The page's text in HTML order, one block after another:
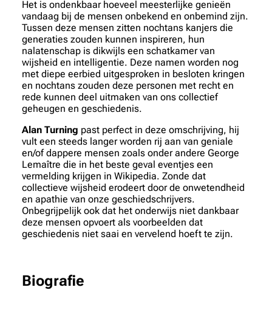
Het is ondenkbaar hoeveel meesterlijke genieën
vandaag bij de mensen onbekend en onbemind zijn.
Tussen deze mensen zitten nochtans kanjers die
generaties zouden kunnen inspireren, hun
nalatenschap is dikwijls een schatkamer van
wijsheid en intelligentie. Deze namen worden nog
met diepe eerbied uitgesproken in besloten kringen
en nochtans zouden deze personen met recht en
rede kunnen deel uitmaken van ons collectief
geheugen en geschiedenis.
Alan Turning past perfect in deze omschrijving, hij
vult een steeds langer worden rij aan van geniale
en/of dappere mensen zoals onder andere George
Lemaître die in het beste geval eventjes een
vermelding krijgen in Wikipedia. Zonde dat
collectieve wijsheid erodeert door de onwetendheid
en apathie van onze geschiedschrijvers.
Onbegrijpelijk ook dat het onderwijs niet dankbaar
deze mensen opvoert als voorbeelden dat
geschiedenis niet saai en vervelend hoeft te zijn.
Biografie